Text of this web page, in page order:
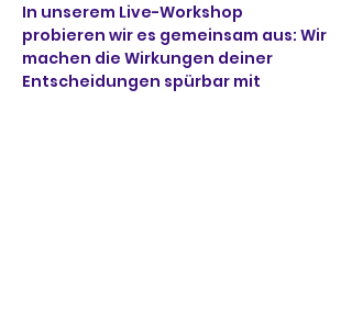
In unserem Live-Workshop
probieren wir es gemeinsam aus: Wir
machen die Wirkungen deiner
Entscheidungen spürbar mit